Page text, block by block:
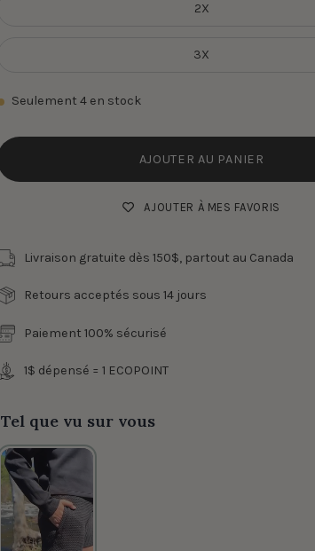
2X
3X
Seulement4 en stock
AJOUTER AU PANIER
AJOUTER À MES FAVORIS
Livraison gratuite dès 150$, partout au Canada
Retours acceptés sous 14 jours
Paiement 100% sécurisé
1$ dépensé = 1 ECOPOINT
Tel que vu sur vous